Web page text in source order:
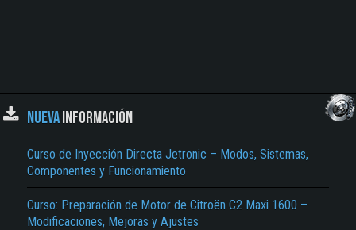
NUEVAINFORMACIÓN
Curso de Inyección Directa Jetronic – Modos, Sistemas,
Componentes y Funcionamiento
Curso: Preparación de Motor de Citroën C2 Maxi 1600 –
Modificaciones, Mejoras y Ajustes